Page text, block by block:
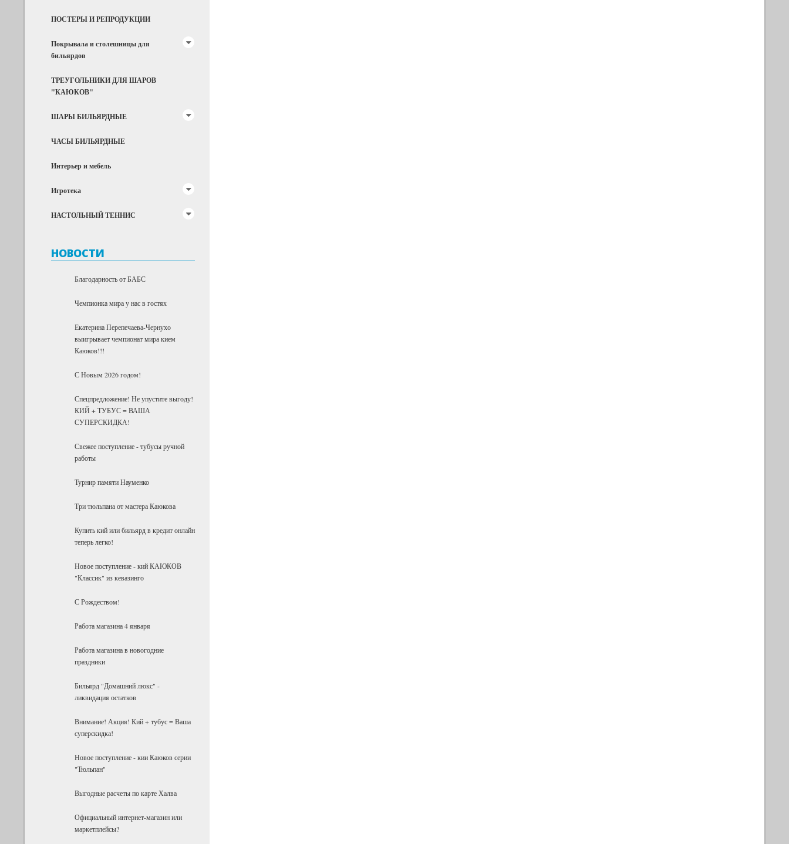
ПОСТЕРЫ И РЕПРОДУКЦИИ
Покрывала и столешницы для
бильярдов
ТРЕУГОЛЬНИКИ ДЛЯ ШАРОВ
"КАЮКОВ"
ШАРЫ БИЛЬЯРДНЫЕ
ЧАСЫ БИЛЬЯРДНЫЕ
Интерьер и мебель
Игротека
НАСТОЛЬНЫЙ ТЕННИС
НОВОСТИ
Благодарность от БАБС
Чемпионка мира у нас в гостях
Екатерина Перепечаева-Чернухо
выигрывает чемпионат мира кием
Каюков!!!
С Новым 2026 годом!
Спецпредложение! Не упустите выгоду!
КИЙ + ТУБУС = ВАША
СУПЕРСКИДКА!
Свежее поступление - тубусы ручной
работы
Турнир памяти Науменко
Три тюльпана от мастера Каюкова
Купить кий или бильярд в кредит онлайн
теперь легко!
Новое поступление - кий КАЮКОВ
"Классик" из кевазинго
С Рождеством!
Работа магазина 4 января
Работа магазина в новогодние
праздники
Бильярд "Домашний люкс" -
ликвидация остатков
Внимание! Акция! Кий + тубус = Ваша
суперскидка!
Новое поступление - кии Каюков серии
"Тюльпан"
Выгодные расчеты по карте Халва
Официальный интернет-магазин или
маркетплейсы?